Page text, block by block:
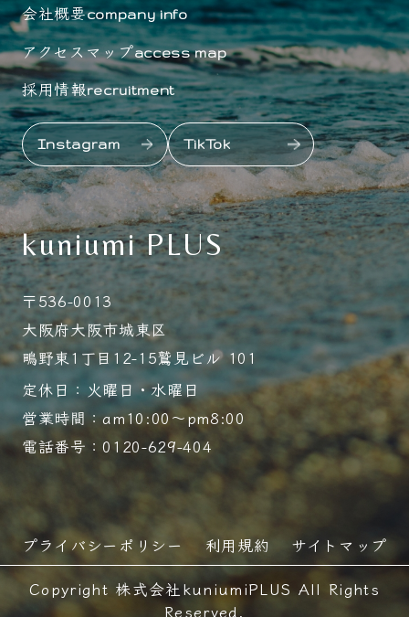
会社概要company info
アクセスマップaccess map
採用情報recruitment
Instagram TikTok
kuniumi PLUS
〒536-0013
大阪府大阪市城東区
鴫野東1丁目12-15鷲見ビル 101
定休日：火曜日・水曜日
営業時間：am10:00～pm8:00
電話番号：0120-629-404
プライバシーポリシー 利用規約
サイトマップ
Copyright 株式会社kuniumiPLUS All Rights
Reserved.